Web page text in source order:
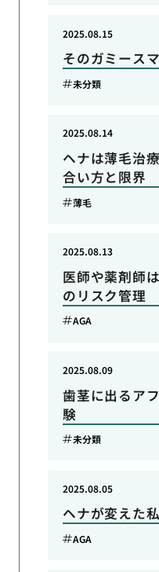
そのガミース
2025.08.15
未分類
ヘナは薄毛治
合い方と限界
2025.08.14
薄毛
医師や薬剤師
のリスク管理
2025.08.13
AGA
歯茎に出るア
験
2025.08.09
未分類
ヘナが変えた
2025.08.05
AGA